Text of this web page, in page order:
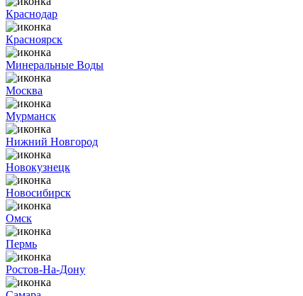
Краснодар
Красноярск
Минеральные Воды
Москва
Мурманск
Нижний Новгород
Новокузнецк
Новосибирск
Омск
Пермь
Ростов-На-Дону